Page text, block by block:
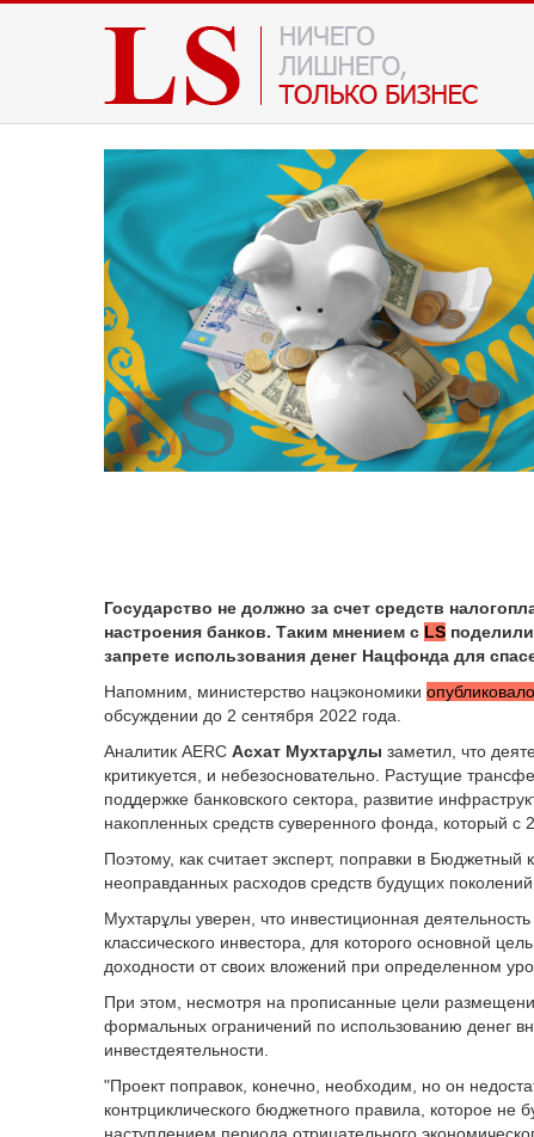
Государство не должно за счет средств
настроения банков. Таким мнением с LS
запрете использования денег Нацфонда для
Напомним, министерство нацэкономики опубликовало
обсуждении до 2 сентября 2022 года.
Аналитик AERC Асхат Мухтарұлы заметил, что
критикуется, и небезосновательно. Растущие
поддержке банковского сектора, развитие
накопленных средств суверенного фонда, который с
Поэтому, как считает эксперт, поправки в Бюджетный
неоправданных расходов средств будущих поколений.
Мухтарұлы уверен, что инвестиционная
классического инвестора, для которого основной
доходности от своих вложений при определенном
При этом, несмотря на прописанные цели
формальных ограничений по использованию денег
инвестдеятельности.
"Проект поправок, конечно, необходим, но он
контрциклического бюджетного правила, которое